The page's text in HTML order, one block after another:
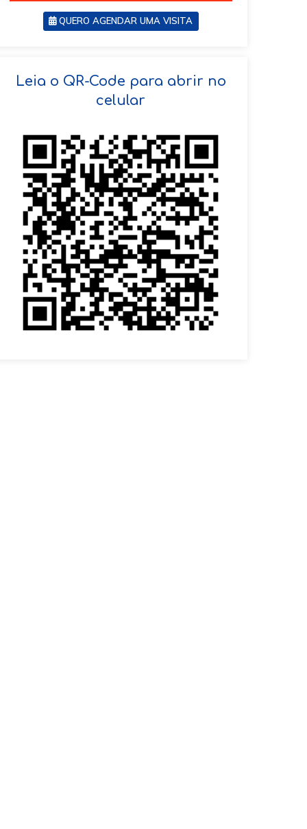
QUERO AGENDAR UMA VISITA
VOLTAR
Leia o QR-Code para abrir no
celular